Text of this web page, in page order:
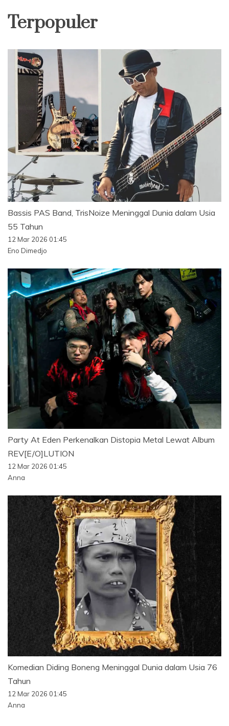
Terpopuler
Bassis PAS Band, TrisNoize Meninggal Dunia dalam Usia
55 Tahun
12 Mar 2026 01:45
Eno Dimedjo
Party At Eden Perkenalkan Distopia Metal Lewat Album
REV[E/O]LUTION
12 Mar 2026 01:45
Anna
Komedian Diding Boneng Meninggal Dunia dalam Usia 76
Tahun
12 Mar 2026 01:45
Anna